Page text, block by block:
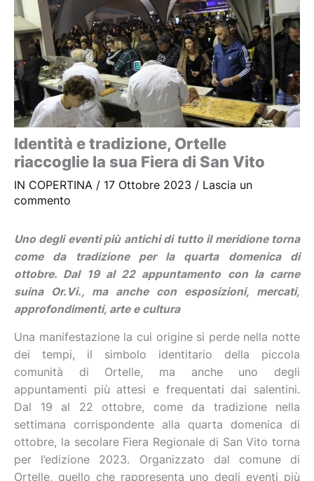
Identità e tradizione, Ortelle
riaccoglie la sua Fiera di San Vito
IN COPERTINA / 17 Ottobre 2023 / Lascia un
commento
Uno degli eventi più antichi di tutto il meridione torna
come da tradizione per la quarta domenica di
ottobre. Dal 19 al 22 appuntamento con la carne
suina Or.Vi., ma anche con esposizioni, mercati,
approfondimenti, arte e cultura
Una manifestazione la cui origine si perde nella notte
dei tempi, il simbolo identitario della piccola
comunità di Ortelle, ma anche uno degli
appuntamenti più attesi e frequentati dai salentini.
Dal 19 al 22 ottobre, come da tradizione nella
settimana corrispondente alla quarta domenica di
ottobre, la secolare Fiera Regionale di San Vito torna
per l’edizione 2023. Organizzato dal comune di
Ortelle, quello che rappresenta uno degli eventi più